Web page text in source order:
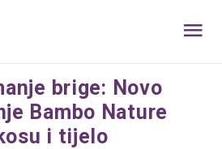
brige: Novo
Bambo Nature
i tijelo